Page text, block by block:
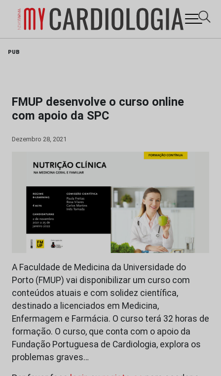
PUB
FMUP desenvolve o curso online
com apoio da SPC
Dezembro 28, 2021
A Faculdade de Medicina da Universidade do
Porto (FMUP) vai disponibilizar um curso com
conteúdos atuais e com solidez científica,
destinado a licenciados em Medicina,
Enfermagem e Farmácia. O curso terá 32 horas de
formação. O curso, que conta com o apoio da
Fundação Portuguesa de Cardiologia, explora os
problemas graves…